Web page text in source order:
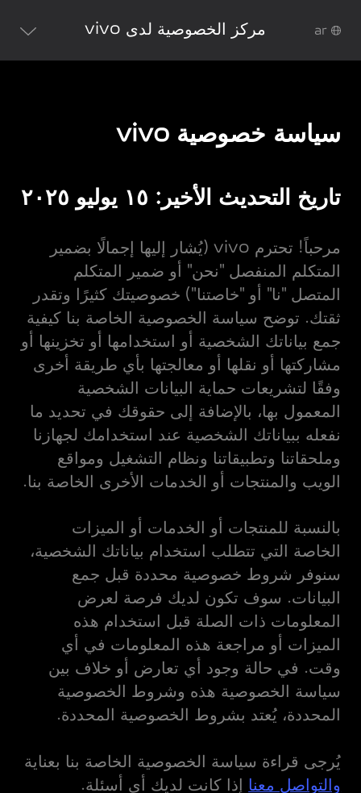
ar مركز الخصوصية لدى vivo
سياسة خصوصية vivo
تاريخ التحديث الأخير: ١٥ يوليو ٢٠٢٥
مرحباً! تحترم vivo (يُشار إليها إجمالًا بضمير
المتكلم المنفصل "نحن" أو ضمير المتكلم
المتصل "نا" أو "خاصتنا") خصوصيتك كثيرًا وتقدر
ثقتك. توضح سياسة الخصوصية الخاصة بنا كيفية
جمع بياناتك الشخصية أو استخدامها أو تخزينها أو
مشاركتها أو نقلها أو معالجتها بأي طريقة أخرى
وفقًا لتشريعات حماية البيانات الشخصية
المعمول بها، بالإضافة إلى حقوقك في تحديد ما
نفعله ببياناتك الشخصية عند استخدامك لجهازنا
وملحقاتنا وتطبيقاتنا ونظام التشغيل ومواقع
الويب والمنتجات أو الخدمات الأخرى الخاصة بنا.
بالنسبة للمنتجات أو الخدمات أو الميزات
الخاصة التي تتطلب استخدام بياناتك الشخصية،
سنوفر شروط خصوصية محددة قبل جمع
البيانات. سوف تكون لديك فرصة لعرض
المعلومات ذات الصلة قبل استخدام هذه
الميزات أو مراجعة هذه المعلومات في أي
وقت. في حالة وجود أي تعارض أو خلاف بين
سياسة الخصوصية هذه وشروط الخصوصية
المحددة، يُعتد بشروط الخصوصية المحددة.
يُرجى قراءة سياسة الخصوصية الخاصة بنا بعناية
والتواصل معنا إذا كانت لديك أي أسئلة.